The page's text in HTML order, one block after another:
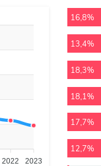
2022 2023
16,8%
13,4%
18,3%
18,1%
17,7%
12,7%